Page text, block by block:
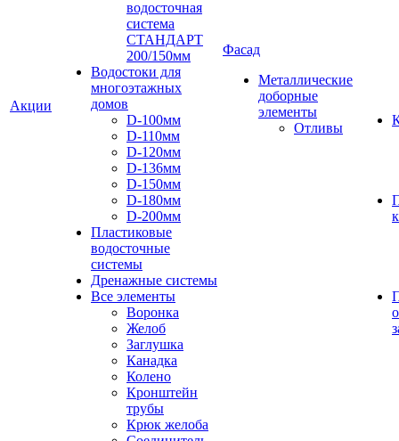
Акции
водосточная
система
СТАНДАРТ
200/150мм
Водостоки для
многоэтажных
домов
D-100мм
D-110мм
D-120мм
D-136мм
D-150мм
D-180мм
D-200мм
Пластиковые
водосточные
системы
Дренажные системы
Все элементы
Воронка
Желоб
Заглушка
Канадка
Колено
Кронштейн
трубы
Крюк желоба
Фасад
Металлические
доборные
элементы
Отливы